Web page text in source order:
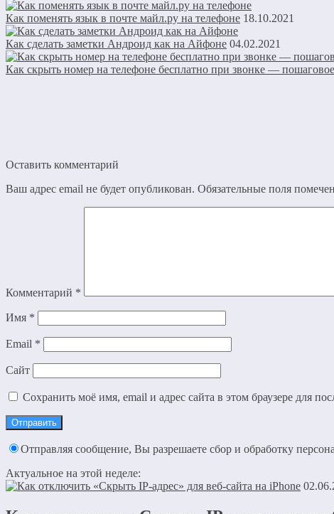
Как поменять язык в почте майл.ру на телефоне 18.10.2021
Как сделать заметки Андроид как на Айфоне 04.02.2021
Как скрыть номер на телефоне бесплатно при звонке —
Оставить комментарий
Ваш адрес email не будет опубликован. Обязательные поля
Комментарий *
Имя *
Email *
Сайт
Сохранить моё имя, email и адрес сайта в этом браузере для
Отправляя сообщение, Вы разрешаете сбор и обработку
Актуальное на этой неделе: